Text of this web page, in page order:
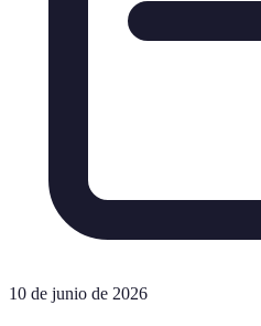
10 de junio de 2026